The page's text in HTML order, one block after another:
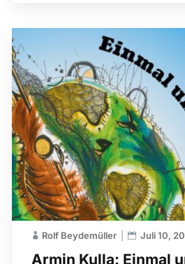
Armin Kulla: Einmal
Rolf Beydemüller Juli 10,